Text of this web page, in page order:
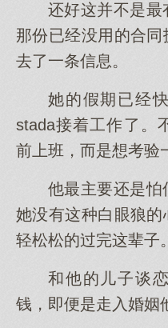
还好这并不是最
那份已经没用的合
去了一条信息。
她的假期已经
stada接着工作了。
前上班，而是想考验
他最主要还是怕
她没有这种白眼狼
轻松松的过完这辈子。
和他的儿子谈
钱，即便是走入婚姻